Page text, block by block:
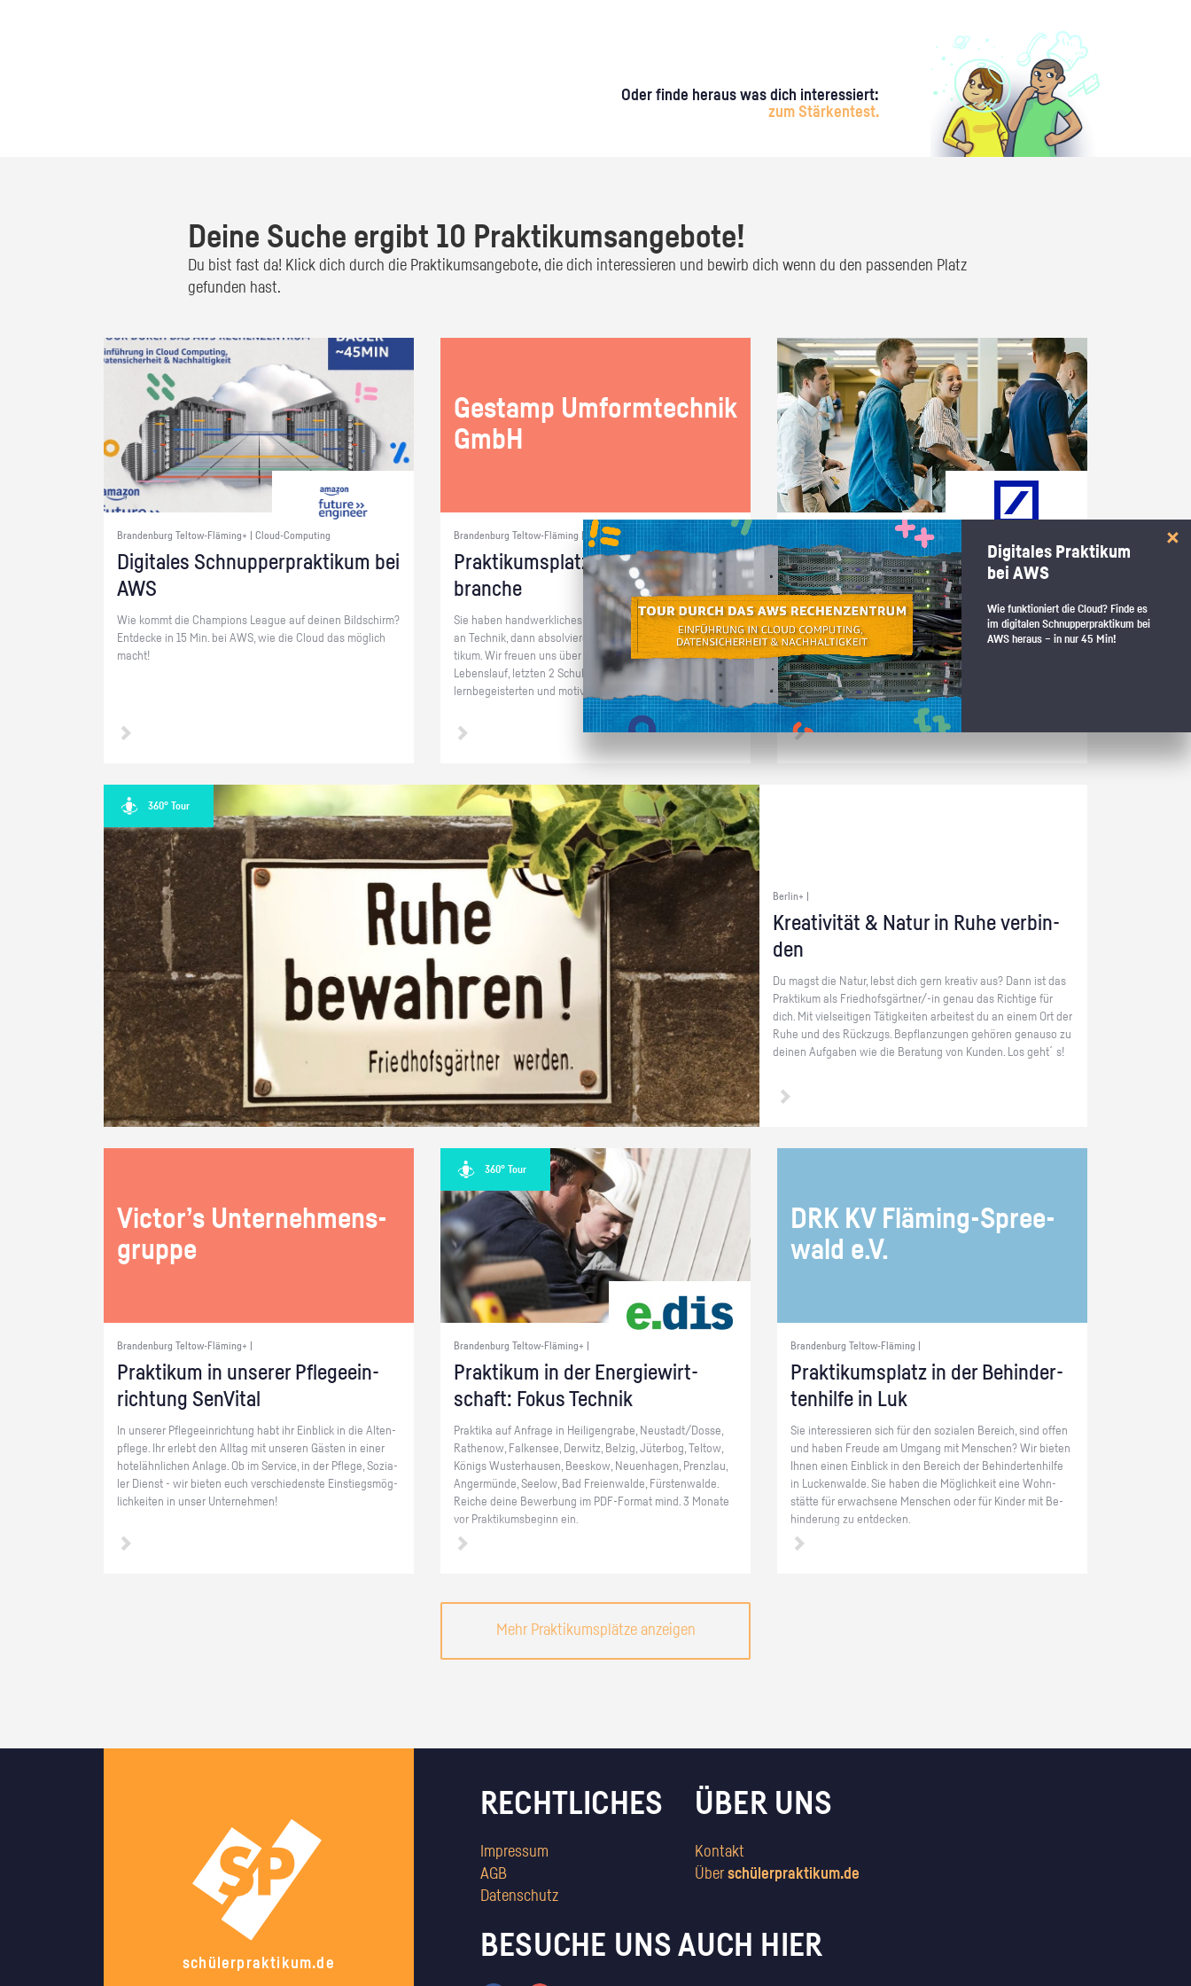
Oder finde heraus was dich interessiert:
zum Stärkentest.
Deine Suche ergibt 10 Praktikumsangebote!
Du bist fast da! Klick dich durch die Praktikumsangebote, die dich interessieren und bewirb dich wenn du den passenden Platz
gefunden hast.
Brandenburg Teltow-Fläming+ | Cloud-Computing
Di­gi­ta­les Schnup­per­prak­ti­kum bei
AWS
Wie kommt die Cham­pi­ons Le­ague auf dei­nen Bild­schirm?
Ent­de­cke in 15 Min. bei AWS, wie die Cloud das mög­lich
macht!
Ge­stamp Um­form­tech­nik
GmbH
Brandenburg Teltow-Fläming |
Prak­ti­kums­platz in der Au­to­mo­bil­
bran­che
Sie haben hand­werk­li­ches Ge­schick und gro­ßes In­ter­es­se
an Tech­nik, dann ab­sol­vie­ren Sie bei uns ein Schü­ler­prak­
ti­kum. Wir freu­en uns über Be­wer­bun­gen (An­schrei­ben,
Le­bens­lauf, letz­ten 2 Schul­zeug­nis­se) von zu­ver­läs­si­gen,
lern­be­geis­ter­ten und mo­ti­vier­ten Schü­ler*innen.
Brandenburg Teltow-Fläming+ |
Schü­ler­prak­ti­kum im Be­reich
Tech­no­lo­gy, Data & Inn
Wenn du Spaß an di­gi­ta­len Trends hast & her­aus­fin­den
willst, ob eine di­gi­ta­le be­ruf­li­che Zu­kunft zu dir passt,
kannst du mit dem Schü­ler­prak­ti­kum im IT-Be­reich un­se­rer
Bank auf Ent­de­ckungs­rei­se gehen. Auf dich war­ten zwei
ab­wechs­lungs­rei­che Wo­chen mit Ro­bo­tern, Apps & künst­
li­cher In­tel­li­genz.
360° Tour
Berlin+ |
Krea­ti­vi­tät & Natur in Ruhe ver­bin­
den
Du magst die Natur, lebst dich gern krea­tiv aus? Dann ist das
Prak­ti­kum als Fried­hofs­gärt­ner/-in genau das Rich­ti­ge für
dich. Mit viel­sei­ti­gen Tä­tig­kei­ten ar­bei­test du an einem Ort der
Ruhe und des Rück­zugs. Be­pflan­zun­gen ge­hö­ren ge­nau­so zu
dei­nen Auf­ga­ben wie die Be­ra­tung von Kun­den. Los geht´s!
Vic­tor’s Un­ter­neh­mens­
grup­pe
Brandenburg Teltow-Fläming+ |
Prak­ti­kum in un­se­rer Pfle­ge­ein­
rich­tung Sen­Vi­tal
In un­se­rer Pfle­ge­ein­rich­tung habt ihr Ein­blick in die Al­ten­
pfle­ge. Ihr er­lebt den All­tag mit un­se­ren Gäs­ten in einer
ho­tel­ähn­li­chen An­la­ge. Ob im Ser­vice, in der Pfle­ge, So­zia­
ler Dienst - wir bie­ten euch ver­schie­dens­te Ein­stiegs­mög­
lich­kei­ten in unser Un­ter­neh­men!
360° Tour
Brandenburg Teltow-Fläming+ |
Prak­ti­kum in der En­er­gie­wirt­
schaft: Fokus Tech­nik
Prak­ti­ka auf An­fra­ge in Hei­li­gen­gra­be, Neu­stadt/Dosse,
Ra­the­now, Fal­ken­see, Der­witz, Bel­zig, Jü­ter­bog, Tel­tow,
Kö­nigs Wus­ter­hau­sen, Bees­kow, Neu­en­ha­gen, Prenz­lau,
An­ger­mün­de, See­low, Bad Frei­en­wal­de, Fürs­ten­wal­de.
Rei­che deine Be­wer­bung im PDF-For­mat mind. 3 Mo­na­te
vor Prak­ti­kums­be­ginn ein.
DRK KV Flä­ming-Spree­
wald e.V.
Brandenburg Teltow-Fläming |
Prak­ti­kums­platz in der Be­hin­der­
ten­hil­fe in Luk
Sie in­ter­es­sie­ren sich für den so­zia­len Be­reich, sind offen
und haben Freu­de am Um­gang mit Men­schen? Wir bie­ten
Ihnen einen Ein­blick in den Be­reich der Be­hin­der­ten­hil­fe
in Lu­cken­wal­de. Sie haben die Mög­lich­keit eine Wohn­
stät­te für er­wach­se­ne Men­schen oder für Kin­der mit Be­
hin­de­rung zu ent­de­cken.
Mehr Praktikumsplätze anzeigen
Digitales Praktikum
bei AWS
Wie funktioniert die Cloud? Finde es
im digitalen Schnupperpraktikum bei
AWS heraus – in nur 45 Min!
schülerpraktikum.de
RECHTLICHES
Impressum
AGB
Datenschutz
ÜBER UNS
Kontakt
Überschülerpraktikum.de
BESUCHE UNS AUCH HIER